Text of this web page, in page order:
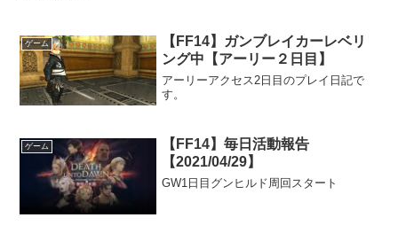
ゲーム
【FF14】ガンブレイカーレベリ
ング中【アーリー２日目】
アーリーアクセス2日目のプレイ日記で
す。
ゲーム
【FF14】毎日活動報告
【2021/04/29】
GW1日目グンヒルド周回スタート